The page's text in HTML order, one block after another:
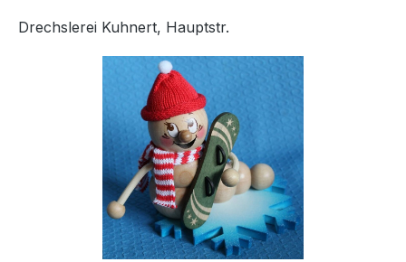
Drechslerei Kuhnert, Hauptstr.
Bildergalerie überspringen